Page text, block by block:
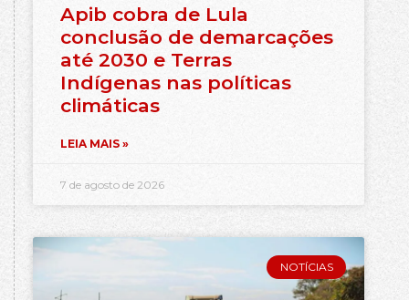
Apib cobra de Lula
conclusão de demarcações
até 2030 e Terras
Indígenas nas políticas
climáticas
LEIA MAIS »
7 de agosto de 2026
NOTÍCIAS